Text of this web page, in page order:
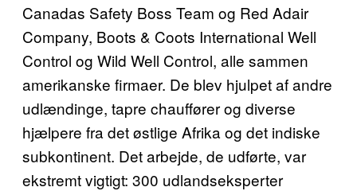
Canadas Safety Boss Team og Red Adair
Company, Boots & Coots International Well
Control og Wild Well Control, alle sammen
amerikanske firmaer. De blev hjulpet af andre
udlændinge, tapre chauffører og diverse
hjælpere fra det østlige Afrika og det indiske
subkontinent. Det arbejde, de udførte, var
ekstremt vigtigt: 300 udlandseksperter